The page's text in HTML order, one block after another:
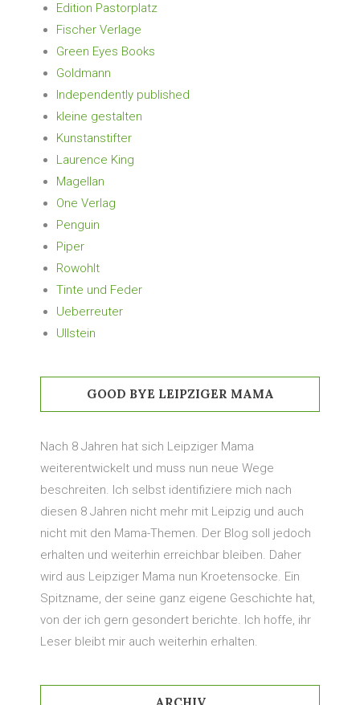
Edition Pastorplatz
Fischer Verlage
Green Eyes Books
Goldmann
Independently published
kleine gestalten
Kunstanstifter
Laurence King
Magellan
One Verlag
Penguin
Piper
Rowohlt
Tinte und Feder
Ueberreuter
Ullstein
GOOD BYE LEIPZIGER MAMA
Nach 8 Jahren hat sich Leipziger Mama
weiterentwickelt und muss nun neue Wege
beschreiten. Ich selbst identifiziere mich nach
diesen 8 Jahren nicht mehr mit Leipzig und auch
nicht mit den Mama-Themen. Der Blog soll jedoch
erhalten und weiterhin erreichbar bleiben. Daher
wird aus Leipziger Mama nun Kroetensocke. Ein
Spitzname, der seine ganz eigene Geschichte hat,
von der ich gern gesondert berichte. Ich hoffe, ihr
Leser bleibt mir auch weiterhin erhalten.